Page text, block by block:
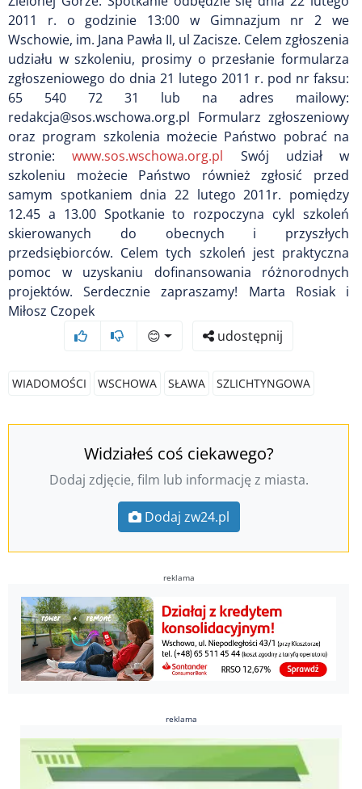
2011 r. o godzinie 13:00 w Gimnazjum nr 2 we
Wschowie, im. Jana Pawła II, ul Zacisze. Celem zgłoszenia
udziału w szkoleniu, prosimy o przesłanie formularza
zgłoszeniowego do dnia 21 lutego 2011 r. pod nr faksu:
65 540 72 31 lub na adres mailowy:
redakcja@sos.wschowa.org.pl Formularz zgłoszeniowy
oraz program szkolenia możecie Państwo pobrać na
stronie:www.sos.wschowa.org.pl Swój udział w
szkoleniu możecie Państwo również zgłosić przed
samym spotkaniem dnia 22 lutego 2011r. pomiędzy
12.45 a 13.00 Spotkanie to rozpoczyna cykl szkoleń
skierowanych do obecnych i przyszłych
przedsiębiorców. Celem tych szkoleń jest praktyczna
pomoc w uzyskaniu dofinansowania różnorodnych
projektów. Serdecznie zapraszamy! Marta Rosiak i
Miłosz Czopek
😊
udostępnij
WIADOMOŚCI WSCHOWA SŁAWA SZLICHTYNGOWA
Widziałeś coś ciekawego?
Dodaj zdjęcie, film lub informację z miasta.
Dodaj zw24.pl
reklama
reklama